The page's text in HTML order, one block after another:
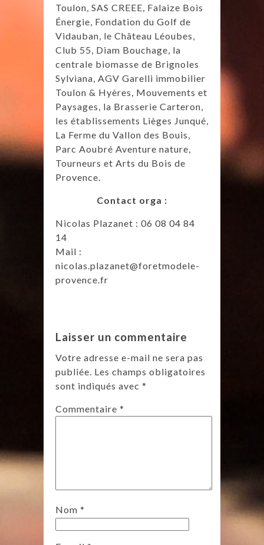
Toulon, SAS CREEE, Falaize Bois
Énergie, Fondation du Golf de
Vidauban, le Château Léoubes,
Club 55, Diam Bouchage, la
centrale biomasse de Brignoles
Sylviana, AGV Garelli immobilier
Toulon & Hyères, Mouvements et
Paysages, la Brasserie Carteron,
les établissements Lièges Junqué,
La Ferme du Vallon des Bouis,
Parc Aoubré Aventure nature,
Tourneurs et Arts du Bois de
Provence.
Contact orga :
Nicolas Plazanet : 06 08 04 84
14
Mail :
nicolas.plazanet@foretmodele-
provence.fr
Laisser un commentaire
Votre adresse e-mail ne sera pas
publiée. Les champs obligatoires
sont indiqués avec *
Commentaire *
Nom *